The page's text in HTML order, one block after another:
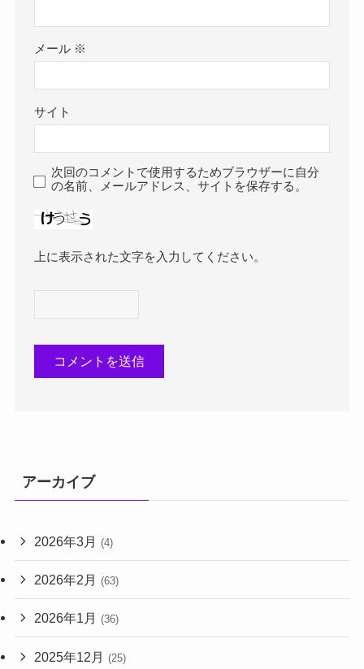
メール ※
サイト
次回のコメントで使用するためブラウザーに自分
の名前、メールアドレス、サイトを保存する。
上に表示された文字を入力してください。
アーカイブ
2026年3月 (4)
2026年2月 (63)
2026年1月 (36)
2025年12月 (25)